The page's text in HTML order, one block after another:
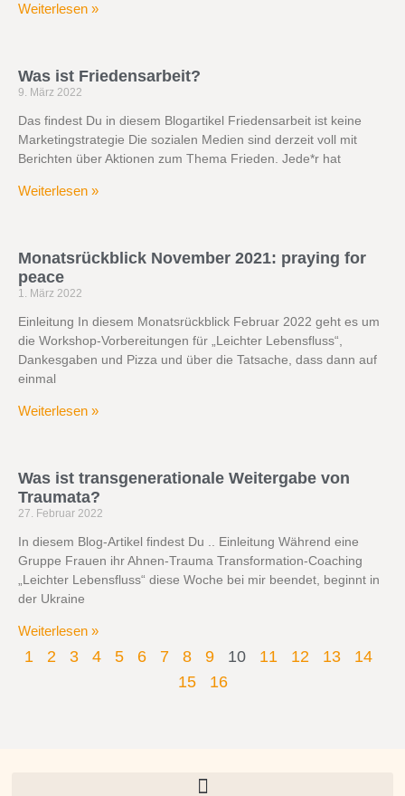
Weiterlesen »
Was ist Friedensarbeit?
9. März 2022
Das findest Du in diesem Blogartikel Friedensarbeit ist keine
Marketingstrategie Die sozialen Medien sind derzeit voll mit
Berichten über Aktionen zum Thema Frieden. Jede*r hat
Weiterlesen »
Monatsrückblick November 2021: praying for
peace
1. März 2022
Einleitung In diesem Monatsrückblick Februar 2022 geht es um
die Workshop-Vorbereitungen für „Leichter Lebensfluss“,
Dankesgaben und Pizza und über die Tatsache, dass dann auf
einmal
Weiterlesen »
Was ist transgenerationale Weitergabe von
Traumata?
27. Februar 2022
In diesem Blog-Artikel findest Du .. Einleitung Während eine
Gruppe Frauen ihr Ahnen-Trauma Transformation-Coaching
„Leichter Lebensfluss“ diese Woche bei mir beendet, beginnt in
der Ukraine
Weiterlesen »
1 2 3 4 5 6 7 8 9 10 11 12 13
14
15
16